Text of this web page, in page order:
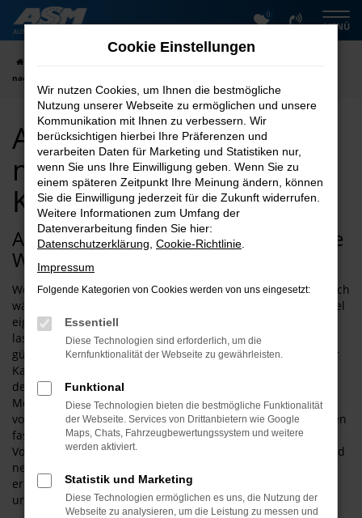
Zum
Hauptinhalt
0
MENÜ
nach Kassel
Adria Neuwagen kaufen
mit Lieferservice nach
Kassel
Adria Neuwagen – die vielleicht beste
Wahl für Kassel
Wer behauptet, dass ein Adria Neuwagen kaum erschwinglich
wäre, der liegt schlichtweg falsch. Für Ihre Mobilität in Kassel
eignen sich die Fahrzeuge dieses Herstellers perfekt und
lassen sich zudem durch eine Finanzierung deutlich
günstiger anbieten. Der Vorteil, den ein Adria Neuwagen für
Kassel gegenüber einem gebrauchten Modell bietet, liegt in
der Ausstattung. Sicher haben Sie schon von den aktuellen
Modellgenerationen gehört oder darüber gelesen. Auch wir
vom Autoservice Meißner sind von der Fülle an Möglichkeiten
fasziniert und empfehlen Adria Neuwagen für Kassel ohne
Vorbehalte. Gerne kommen wir Ihnen preislich entgegen und
nehmen zudem Ihren Gebrauchtwagen in Zahlung. Zudem
erhalten Sie bei uns Adria Neuwagen auch als EU-Importe
und somit deutlich günstiger.
Cookie Einstellungen
Wir nutzen Cookies, um Ihnen die bestmögliche
Nutzung unserer Webseite zu ermöglichen und unsere
Kommunikation mit Ihnen zu verbessern. Wir
berücksichtigen hierbei Ihre Präferenzen und
verarbeiten Daten für Marketing und Statistiken nur,
wenn Sie uns Ihre Einwilligung geben. Wenn Sie zu
einem späteren Zeitpunkt Ihre Meinung ändern, können
Sie die Einwilligung jederzeit für die Zukunft widerrufen.
Weitere Informationen zum Umfang der
Datenverarbeitung finden Sie hier:
Datenschutzerklärung Cookie-Richtlinie
Impressum
Folgende Kategorien von Cookies werden von uns eingesetzt:
Essentiell
Diese Technologien sind erforderlich, um die
Kernfunktionalität der Webseite zu gewährleisten.
Funktional
Diese Technologien bieten die bestmögliche Funktionalität
der Webseite. Services von Drittanbietern wie Google
Maps, Chats, Fahrzeugbewertungssystem und weitere
werden aktiviert.
Statistik und Marketing
Diese Technologien ermöglichen es uns, die Nutzung der
Webseite zu analysieren, um die Leistung zu messen und